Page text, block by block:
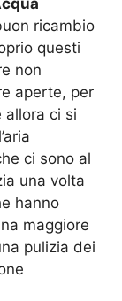
ricambio
questi
non
aperte, per
allora ci si
ci sono al
una volta
hanno
maggiore
pulizia dei